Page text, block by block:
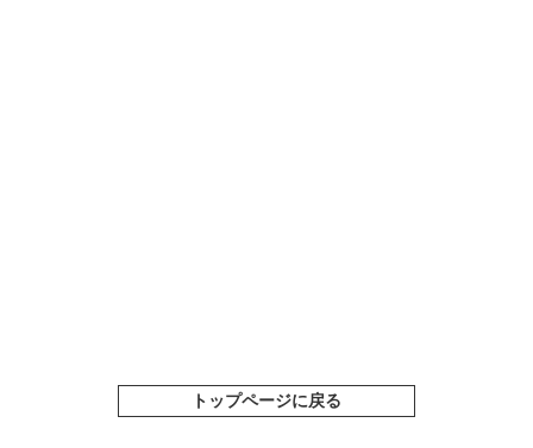
トップページに戻る